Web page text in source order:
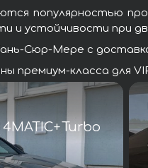
популярностью
и устойчивости при
Сюр-Мере с
класса для
Turbo